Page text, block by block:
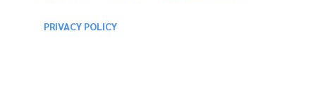
PRIVACY POLICY